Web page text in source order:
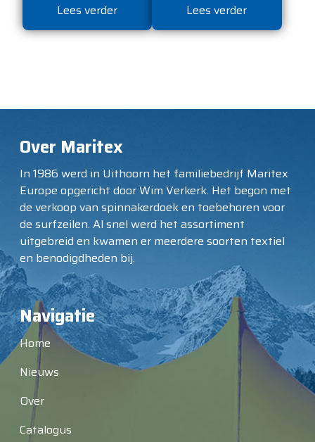
Lees verder Lees verder
Over Maritex
In 1986 werd in Uithoorn het familiebedrijf Maritex
Europe opgericht door Wim Verkerk. Het begon met
de verkoop van spinnakerdoek en toebehoren voor
de surfzeilen. Al snel werd het assortiment
uitgebreid en kwamen er meerdere soorten textiel
en benodigdheden bij.
Navigatie
Home
Nieuws
Over
Catalogus